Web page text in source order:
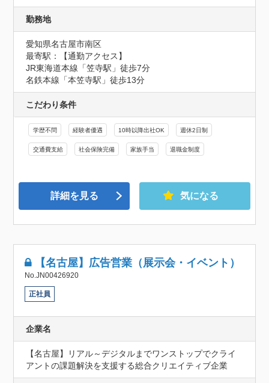
勤務地
愛知県名古屋市南区
最寄駅：【通勤アクセス】
JR東海道本線「笠寺駅」徒歩7分
名鉄本線「本笠寺駅」徒歩13分
こだわり条件
学歴不問 経験者優遇 10時以降出社OK 週休2日制
交通費支給 社会保険完備 家族手当 退職金制度
詳細を見る 気になる
【名古屋】広告営業（展示会・イベント）
No.JN00426920
正社員
企業名
【名古屋】リアル～デジタルまでワンストップでクライ
アントの課題解決を支援する総合クリエイティブ企業